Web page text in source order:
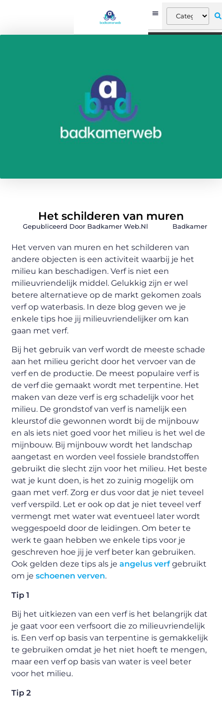
Het schilderen van muren
Gepubliceerd Door Badkamer Web.nl Badkamer
Het verven van muren en het schilderen van
andere objecten is een activiteit waarbij je het
milieu kan beschadigen. Verf is niet een
milieuvriendelijk middel. Gelukkig zijn er wel
betere alternatieve op de markt gekomen zoals
verf op waterbasis. In deze blog geven we je
enkele tips hoe jij milieuvriendelijker om kan
gaan met verf.
Bij het gebruik van verf wordt de meeste schade
aan het milieu gericht door het vervoer van de
verf en de productie. De meest populaire verf is
de verf die gemaakt wordt met terpentine. Het
maken van deze verf is erg schadelijk voor het
milieu. De grondstof van verf is namelijk een
kleurstof die gewonnen wordt bij de mijnbouw
en als iets niet goed voor het milieu is het wel de
mijnbouw. Bij mijnbouw wordt het landschap
aangetast en worden veel fossiele brandstoffen
gebruikt die slecht zijn voor het milieu. Het beste
wat je kunt doen, is het zo zuinig mogelijk om
gaan met verf. Zorg er dus voor dat je niet teveel
verf verspild. Let er ook op dat je niet teveel verf
vermengt met water wat eventueel later wordt
weggespoeld door de leidingen. Om beter te
werk te gaan hebben we enkele tips voor je
geschreven hoe jij je verf beter kan gebruiken.
Ook gelden deze tips als jeangelus verfgebruikt
om jeschoenen verven.
Tip 1
Bij het uitkiezen van een verf is het belangrijk dat
je gaat voor een verfsoort die zo milieuvriendelijk
is. Een verf op basis van terpentine is gemakkelijk
te gebruiken omdat je het niet hoeft te mengen,
maar een verf op basis van water is veel beter
voor het milieu.
Tip 2